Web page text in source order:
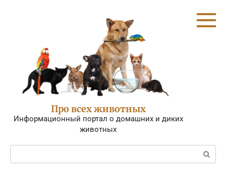
Про всех животных
Информационный портал о домашних и диких
животных
Поиск: